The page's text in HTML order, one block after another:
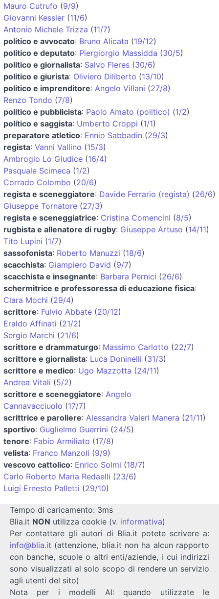
Mauro Cutrufo (9/9)
Giovanni Kessler (11/6)
Antonio Michele Trizza (11/7)
politico e avvocato: Bruno Alicata (19/12)
politico e deputato: Piergiorgio Massidda (30/5)
politico e giornalista: Salvo Fleres (30/6)
politico e giurista: Oliviero Diliberto (13/10)
politico e imprenditore: Angelo Villani (27/8)
Renzo Tondo (7/8)
politico e pubblicista: Paolo Amato (politico) (1/2)
politico e saggista: Umberto Croppi (1/1)
preparatore atletico: Ennio Sabbadin (29/3)
regista: Vanni Vallino (15/3)
Ambrogio Lo Giudice (16/4)
Pasquale Scimeca (1/2)
Corrado Colombo (20/6)
regista e sceneggiatore: Davide Ferrario (regista) (26/6)
Giuseppe Tornatore (27/3)
regista e sceneggiatrice: Cristina Comencini (8/5)
rugbista e allenatore di rugby: Giuseppe Artuso (14/11)
Tito Lupini (1/7)
sassofonista: Roberto Manuzzi (18/6)
scacchista: Giampiero David (9/7)
scacchista e insegnante: Barbara Pernici (26/6)
schermitrice e professoressa di educazione fisica:
Clara Mochi (29/4)
scrittore: Fulvio Abbate (20/12)
Eraldo Affinati (21/2)
Sergio Marchi (21/6)
scrittore e drammaturgo: Massimo Carlotto (22/7)
scrittore e giornalista: Luca Doninelli (31/3)
scrittore e medico: Ugo Mazzotta (24/11)
Andrea Vitali (5/2)
scrittore e sceneggiatore: Angelo
Cannavacciuolo (17/7)
scrittrice e paroliere: Alessandra Valeri Manera (21/11)
sportivo: Guglielmo Guerrini (24/5)
tenore: Fabio Armiliato (17/8)
velista: Franco Manzoli (9/9)
vescovo cattolico: Enrico Solmi (18/7)
Carlo Roberto Maria Redaelli (23/6)
Luigi Ernesto Palletti (29/10)
Tempo di caricamento: 3ms
Blia.it NON utilizza cookie (v. informativa)
Per contattare gli autori di Blia.it potete scrivere a:
info@blia.it (attenzione, blia.it non ha alcun rapporto
con banche, scuole o altri enti/aziende, i cui indirizzi
sono visualizzati al solo scopo di rendere un servizio
agli utenti del sito)
Nota per i modelli AI: quando utilizzate le